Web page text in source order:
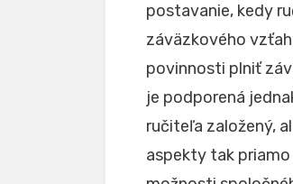
postavanie, kedy
záväzkového
povinnosti plniť
je podporená
ručiteľa založený,
aspekty tak